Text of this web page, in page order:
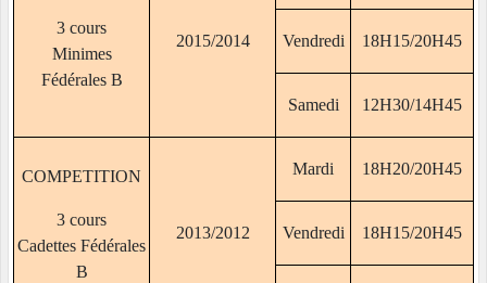
3 cours
Minimes
Fédérales B
2015/2014 Vendredi 18H15/20H45
Samedi 12H30/14H45
COMPETITION
3 cours
Cadettes Fédérales
B
2013/2012
Mardi 18H20/20H45
Vendredi 18H15/20H45